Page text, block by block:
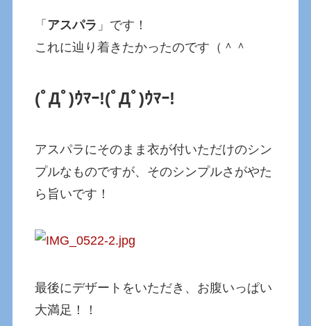
「 アスパラ 」です！
これに辿り着きたかったのです（＾＾
(ﾟДﾟ)ｳﾏｰ!(ﾟДﾟ)ｳﾏｰ!
アスパラにそのまま衣が付いただけのシン
プルなものですが、そのシンプルさがやた
ら旨いです！
最後にデザートをいただき、お腹いっぱい
大満足！！